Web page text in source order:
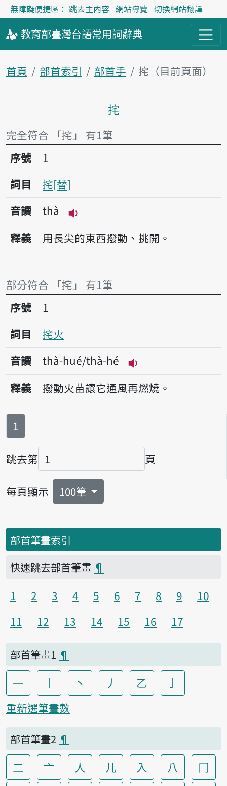
無障礙便捷區： 跳去主內容 網站導覽 切換網站翻譯
教育部臺灣台語常用詞辭典
首頁 部首索引 部首手 挓（目前頁面）
主內容區塊
挓
完全符合 「挓」 有1筆
序號1挓
序號
1
詞目
挓 替
音讀
thà
播放音讀thà
釋義 用長尖的東西撥動、挑開。
部分符合 「挓」 有1筆
序號1挓火
序號
1
詞目
挓火
音讀
thà-hué/thà-hé
播放音讀thà-hué/
釋義 撥動火苗讓它通風再燃燒。
第
1
跳去第
頁碼
頁
每頁顯示 100筆
部首筆畫索引
快速跳去部首筆畫 ¶
1
2 3 4 5 6 7 8 9
10
11
12 13 14 15 16 17
部首筆畫1 ¶
一 丨 丶 丿 乙 亅
重新選筆畫數
部首筆畫2 ¶
二 亠 人 儿 入 八
冂